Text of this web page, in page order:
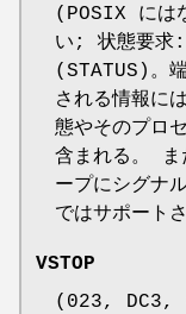
(POSIX には
い; 状態要
(STATUS)。
される情報に
態やそのプロ
含まれる。 ま
ープにシグナ
ではサポート
VSTOP
(023, DC3,